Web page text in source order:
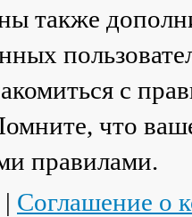
также
с
что
правилами.
| Соглашение о